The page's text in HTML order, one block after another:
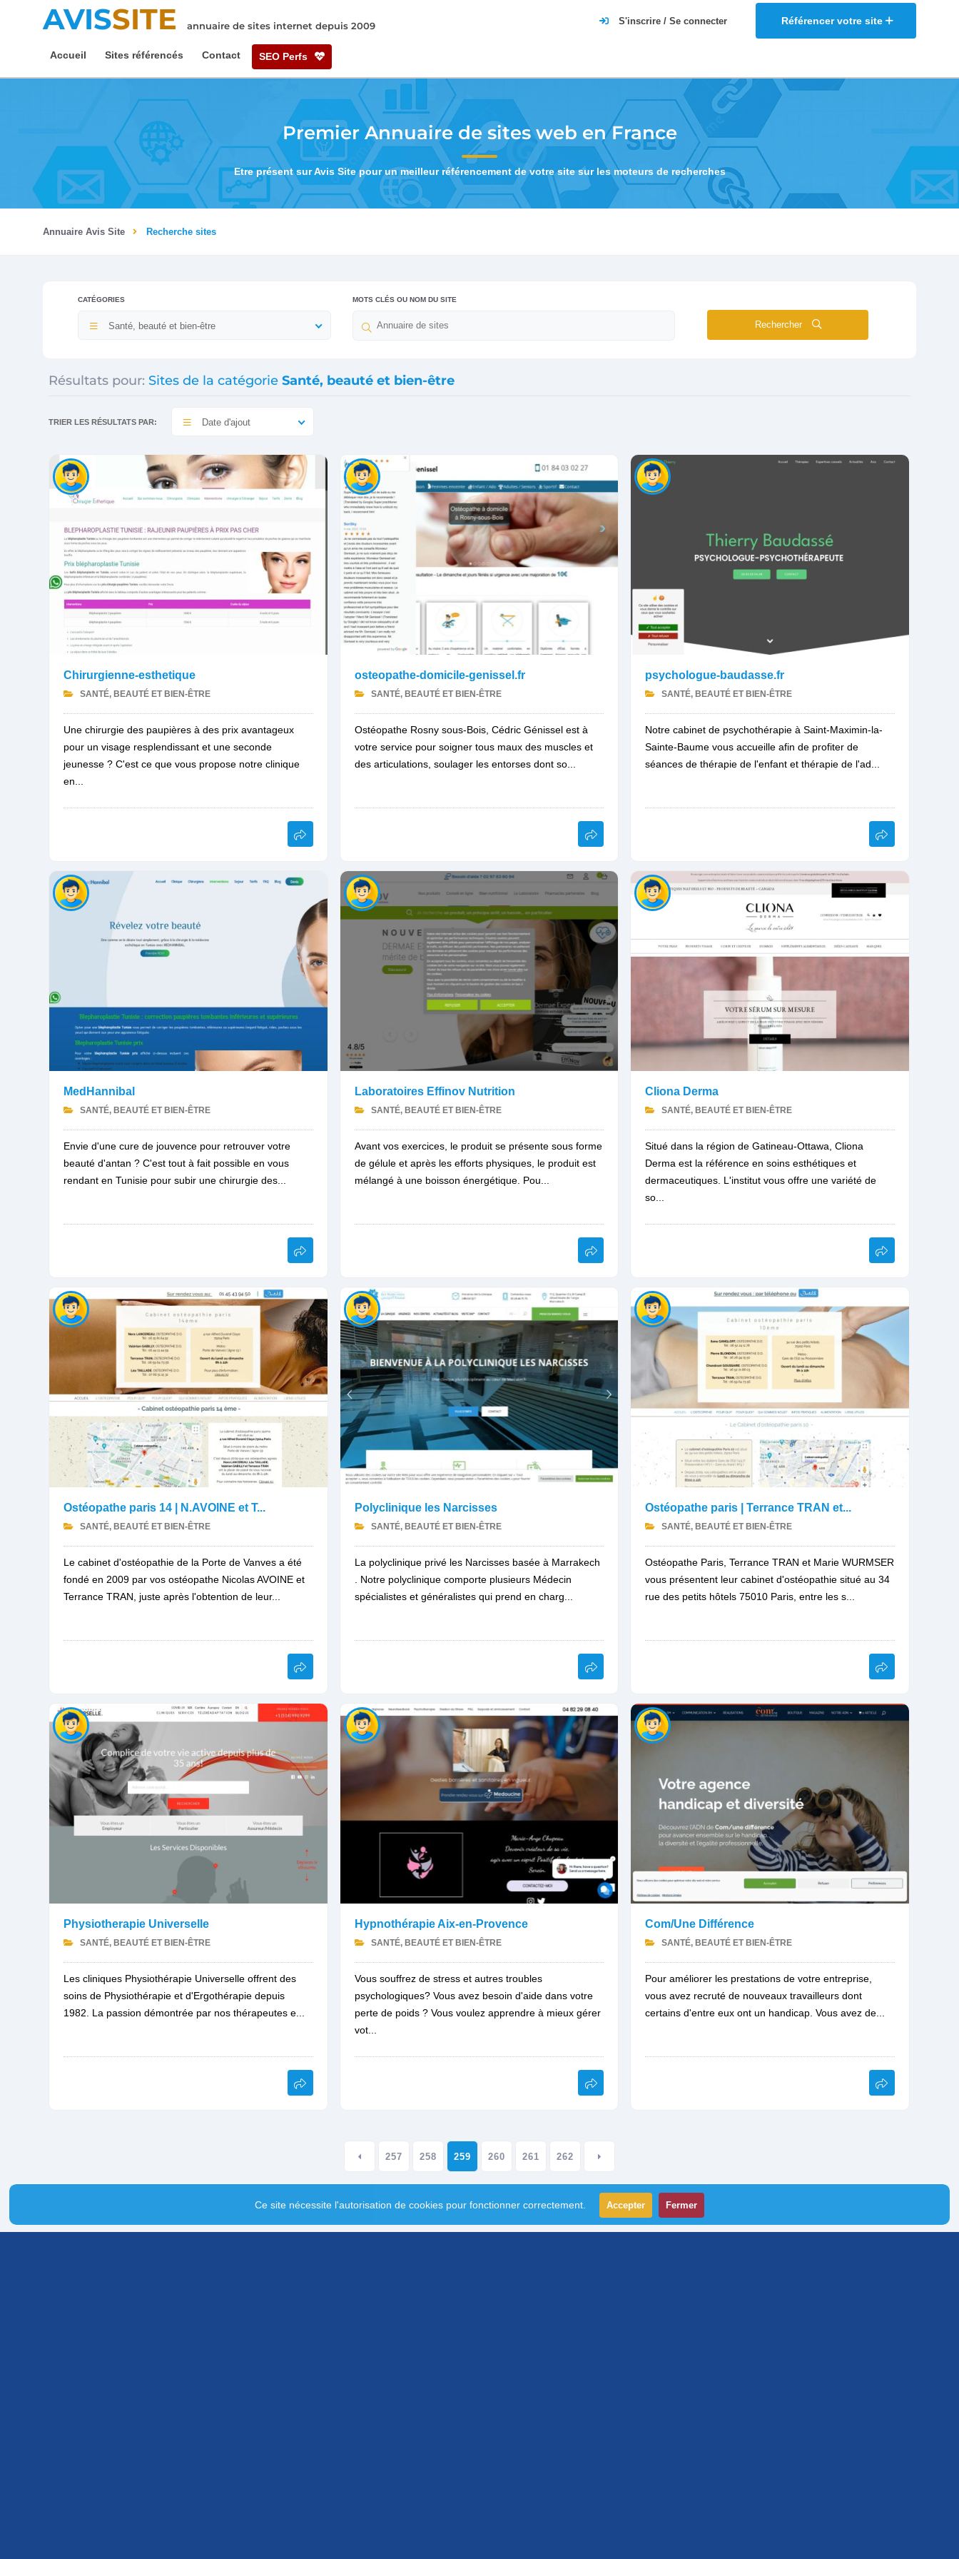
AVISSITE annuaire de sites internet depuis 2009 Référencer votre site
S'inscrire / Se connecter
Accueil Sites référencés Contact SEO Perfs
Premier Annuaire de sites web en France
Etre présent sur Avis Site pour un meilleur référencement de votre site sur les moteurs de recherches
Annuaire Avis Site Recherche sites
CATÉGORIES
Santé, beauté et bien-être
MOTS CLÉS OU NOM DU SITE
Rechercher
Résultats pour: Sites de la catégorie Santé, beauté et bien-être
TRIER LES RÉSULTATS PAR: Date d'ajout
Chirurgienne-esthetique
SANTÉ, BEAUTÉ ET BIEN-ÊTRE
Une chirurgie des paupières à des prix avantageux
pour un visage resplendissant et une seconde
jeunesse ? C'est ce que vous propose notre clinique
en...
osteopathe-domicile-genissel.fr
SANTÉ, BEAUTÉ ET BIEN-ÊTRE
Ostéopathe Rosny sous-Bois, Cédric Génissel est à
votre service pour soigner tous maux des muscles et
des articulations, soulager les entorses dont so...
psychologue-baudasse.fr
SANTÉ, BEAUTÉ ET BIEN-ÊTRE
Notre cabinet de psychothérapie à Saint-Maximin-la-
Sainte-Baume vous accueille afin de profiter de
séances de thérapie de l'enfant et thérapie de l'ad...
MedHannibal
SANTÉ, BEAUTÉ ET BIEN-ÊTRE
Envie d'une cure de jouvence pour retrouver votre
beauté d'antan ? C'est tout à fait possible en vous
rendant en Tunisie pour subir une chirurgie des...
Laboratoires Effinov Nutrition
SANTÉ, BEAUTÉ ET BIEN-ÊTRE
Avant vos exercices, le produit se présente sous forme
de gélule et après les efforts physiques, le produit est
mélangé à une boisson énergétique. Pou...
Cliona Derma
SANTÉ, BEAUTÉ ET BIEN-ÊTRE
Situé dans la région de Gatineau-Ottawa, Cliona
Derma est la référence en soins esthétiques et
dermaceutiques. L'institut vous offre une variété de
so...
Ostéopathe paris 14 | N.AVOINE et T...
SANTÉ, BEAUTÉ ET BIEN-ÊTRE
Le cabinet d'ostéopathie de la Porte de Vanves a été
fondé en 2009 par vos ostéopathe Nicolas AVOINE et
Terrance TRAN, juste après l'obtention de leur...
Polyclinique les Narcisses
SANTÉ, BEAUTÉ ET BIEN-ÊTRE
La polyclinique privé les Narcisses basée à Marrakech
. Notre polyclinique comporte plusieurs Médecin
spécialistes et généralistes qui prend en charg...
Ostéopathe paris | Terrance TRAN et...
SANTÉ, BEAUTÉ ET BIEN-ÊTRE
Ostéopathe Paris, Terrance TRAN et Marie WURMSER
vous présentent leur cabinet d'ostéopathie situé au 34
rue des petits hôtels 75010 Paris, entre les s...
Physiotherapie Universelle
SANTÉ, BEAUTÉ ET BIEN-ÊTRE
Les cliniques Physiothérapie Universelle offrent des
soins de Physiothérapie et d'Ergothérapie depuis
1982. La passion démontrée par nos thérapeutes e...
Hypnothérapie Aix-en-Provence
SANTÉ, BEAUTÉ ET BIEN-ÊTRE
Vous souffrez de stress et autres troubles
psychologiques? Vous avez besoin d'aide dans votre
perte de poids ? Vous voulez apprendre à mieux gérer
vot...
Com/Une Différence
SANTÉ, BEAUTÉ ET BIEN-ÊTRE
Pour améliorer les prestations de votre entreprise,
vous avez recruté de nouveaux travailleurs dont
certains d'entre eux ont un handicap. Vous avez de...
257 258 259 260 261 262
Ce site nécessite l'autorisation de cookies pour fonctionner correctement. Accepter Fermer